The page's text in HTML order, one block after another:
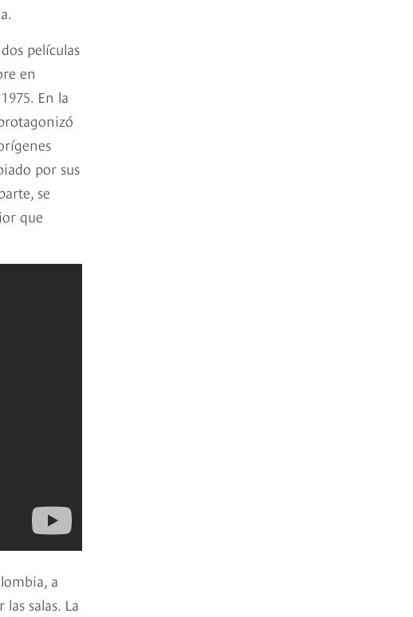
películas
en
En la
por sus
se
que
a
salas. La